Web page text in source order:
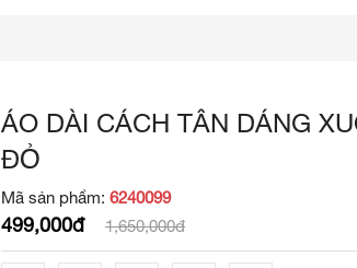
ÁO DÀI CÁCH TÂN DÁNG
ĐỎ
Mã sản phẩm: 6240099
499,000đ 1,650,000đ